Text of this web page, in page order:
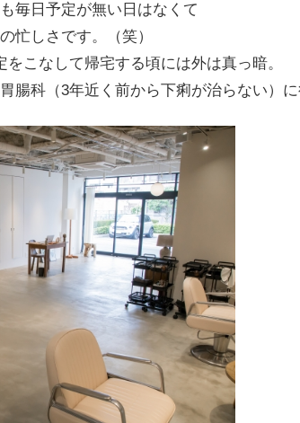
毎日予定が無い日はなくて
忙しさです。（笑）
こなして帰宅する頃には外は真っ暗。
腸科（3年近く前から下痢が治らない）に